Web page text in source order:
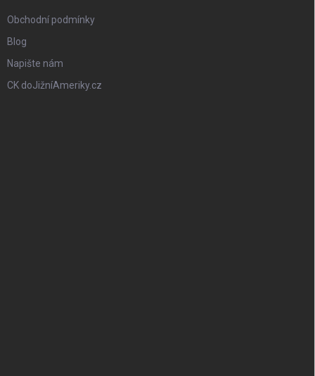
Obchodní podmínky
Blog
Napište nám
CK doJižníAmeriky.cz